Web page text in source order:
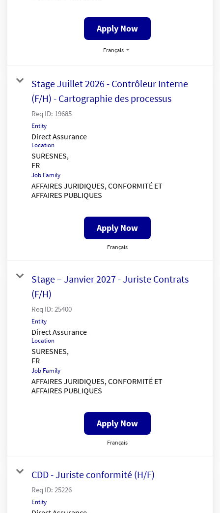
Apply Now
Français
Stage Juillet 2026 - Contrôleur Interne
(F/H) - Cartographie des processus
Req ID: 19685
Entity
Direct Assurance
Location
SURESNES,
Job Family
AFFAIRES JURIDIQUES, CONFORMITÉ ET
AFFAIRES PUBLIQUES
Apply Now
Français
Stage – Janvier 2027 - Juriste Contrats
(F/H)
Req ID: 25400
Entity
Direct Assurance
Location
SURESNES,
Job Family
AFFAIRES JURIDIQUES, CONFORMITÉ ET
AFFAIRES PUBLIQUES
Apply Now
Français
CDD - Juriste conformité (H/F)
Req ID: 25226
Entity